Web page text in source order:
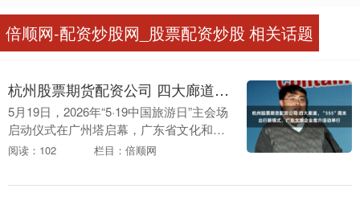
倍顺网-配资炒股网_股票配资炒股 相关话题
杭州股票期货配资公司 四大廊道、“555”周末出行新模式，广东文旅企业推介活动举行
5月19日，2026年“5·19中国旅游日”主会场
启动仪式在广州塔启幕，广东省文化和旅
游厅现场发布《广东省推动旅游业高质量
游....
阅读：102 栏目：倍顺网